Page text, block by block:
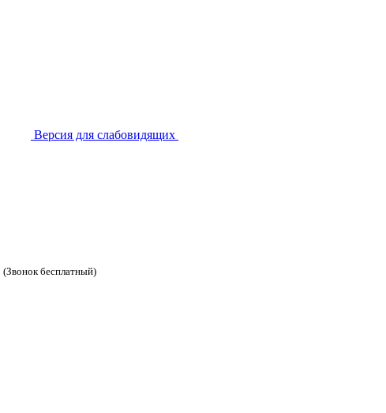
Версия для слабовидящих
(Звонок бесплатный)